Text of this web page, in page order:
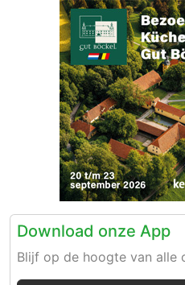
Download onze App
Blijf op de hoogte van alle